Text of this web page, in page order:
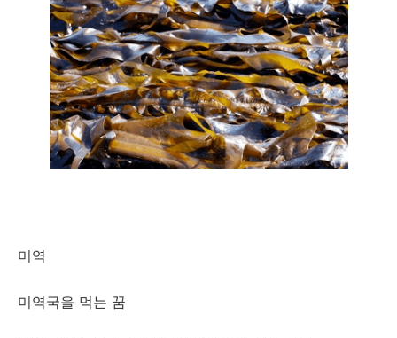
미역
미역국을 먹는 꿈